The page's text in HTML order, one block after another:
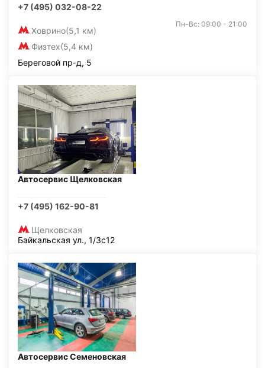
+7 (495) 032-08-22
Ховрино(5,1 км)
Физтех(5,4 км)
Пн-Вс: 09:00 - 21:00
Береговой пр-д, 5
Автосервис Щелковская
+7 (495) 162-90-81
Щелковская
Байкальская ул., 1/3с12
Автосервис Семеновская